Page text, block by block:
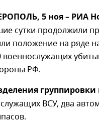
5 ноя – РИА
сутки продолжили
положение на ряде
военнослужащих
РФ.
группировки
ВСУ, два